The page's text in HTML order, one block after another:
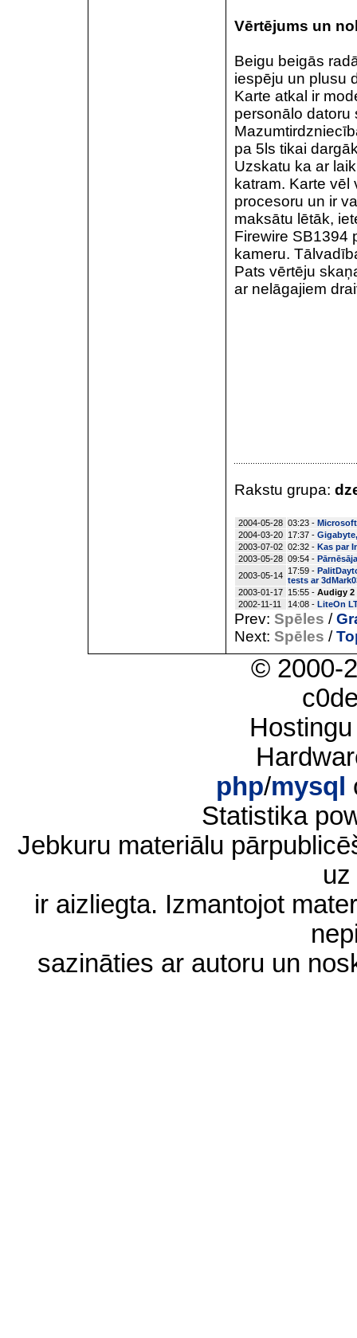
Vērtējums un
Beigu beigās
iespēju un plusu
Karte atkal ir
personālo datoru
pa 5ls tikai
Uzskatu ka ar
katram. Karte vēl
procesoru un ir
maksātu lētāk,
Firewire SB1394
kameru.
Pats vērtēju
ar nelāgajiem
Rakstu grupa:
2004-05-28 03:23 -
2004-03-20 17:37 -
2003-07-02 02:32 - Kas par
2003-05-28 09:54 -
2003-05-14 17:59 -
tests ar
2003-01-17 15:55 - Audigy 2
2002-11-11
14:08 - LiteOn
Prev: Spēles /
Next: Spēles /
© 2000-
php/mysql
Statistika
Jebkuru materiālu
ir aizliegta. Izmantojot
sazināties ar autoru un